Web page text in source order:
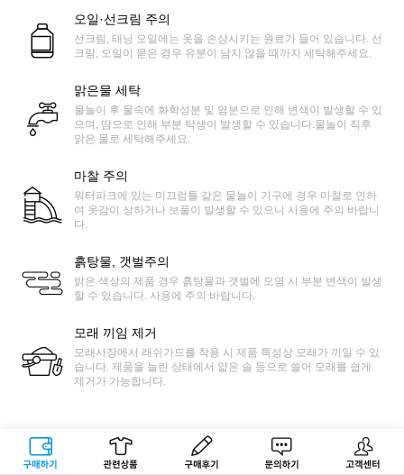
구매하기 관련상품 상품후기 문의하기 고객센터
오일·선크림 주의
선크림, 태닝 오일에는 옷을 손상시키는 원료가 들어 있습니다. 선
크림, 오일이 묻은 경우 유분이 남지 않을 때까지 세탁해주세요.
맑은물 세탁
물놀이 후 물속에 화학성분 및 염분으로 인해 변색이 발생할 수 있
으며, 땀으로 인해 부분 탁생이 발생할 수 있습니다.물놀이 직후
맑은 물로 세탁해주세요.
마찰 주의
워터파크에 있는 미끄럼틀 같은 물놀이 기구에 경우 마찰로 인하
여 옷감이 상하거나 보풀이 발생할 수 있으니 사용에 주의 바랍니
다.
흙탕물, 갯벌주의
밝은 색상의 제품 경우 흙탕물과 갯벌에 오염 시 부분 변색이 발생
할 수 있습니다. 사용에 주의 바랍니다.
모래 끼임 제거
모래사장에서 래쉬가드를 착용 시 제품 특성상 모래가 끼일 수 있
습니다. 제품을 늘린 상태에서 얇은 솔 등으로 쓸어 모래를 쉽게
제거가 가능합니다.